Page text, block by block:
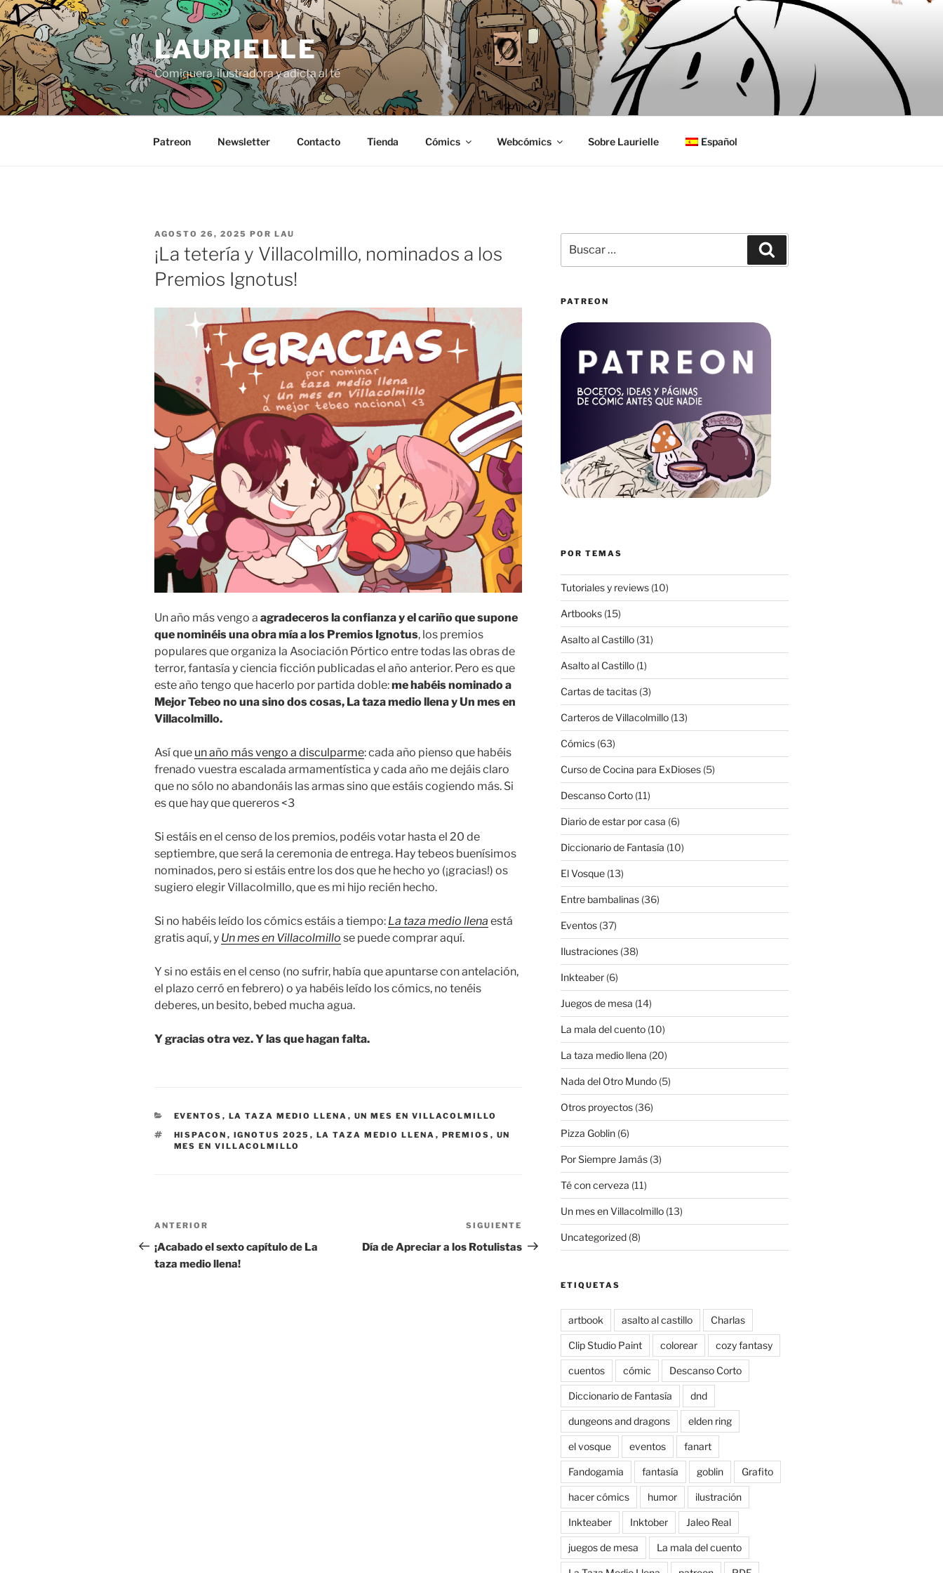
Saltar
al
contenido
LAURIELLE
Comiquera, ilustradora y adicta al té
Patreon Newsletter Contacto Tienda Cómics Webcómics Sobre Laurielle Español
PUBLICADO
EL
AGOSTO 26, 2025 POR LAU
¡La tetería y Villacolmillo, nominados a los
Premios Ignotus!
Un año más vengo a agradeceros la confianza y el cariño que supone
que nominéis una obra mía a los Premios Ignotus, los premios
populares que organiza la Asociación Pórtico entre todas las obras de
terror, fantasía y ciencia ficción publicadas el año anterior. Pero es que
este año tengo que hacerlo por partida doble:me habéis nominado a
Mejor Tebeo no una sino dos cosas, La taza medio llena y Un mes en
Villacolmillo.
Así que un año más vengo a disculparme: cada año pienso que habéis
frenado vuestra escalada armamentística y cada año me dejáis claro
que no sólo no abandonáis las armas sino que estáis cogiendo más. Si
es que hay que quereros <3
Si estáis en el censo de los premios, podéis votar hasta el 20 de
septiembre, que será la ceremonia de entrega. Hay tebeos buenísimos
nominados, pero si estáis entre los dos que he hecho yo (¡gracias!) os
sugiero elegir Villacolmillo, que es mi hijo recién hecho.
Si no habéis leído los cómics estáis a tiempo: La taza medio llena está
gratis aquí, y Un mes en Villacolmillo se puede comprar aquí.
Y si no estáis en el censo (no sufrir, había que apuntarse con antelación,
el plazo cerró en febrero) o ya habéis leído los cómics, no tenéis
deberes, un besito, bebed mucha agua.
Y gracias otra vez. Y las que hagan falta.
CATEGORÍAS
EVENTOS , LA TAZA MEDIO LLENA , UN MES EN VILLACOLMILLO
ETIQUETAS
HISPACON , IGNOTUS 2025 , LA TAZA MEDIO LLENA , PREMIOS , UN
MES EN VILLACOLMILLO
Navegación
de
entradas
Entrada
anterior:
ANTERIOR
¡Acabado el sexto capítulo de La
taza medio llena!
Siguiente
entrada
SIGUIENTE
Día de Apreciar a los Rotulistas
por:
PATREON
POR TEMAS
Tutoriales y reviews(10)
Artbooks(15)
Asalto al Castillo(31)
Asalto al Castillo(1)
Cartas de tacitas(3)
Carteros de Villacolmillo(13)
Cómics(63)
Curso de Cocina para ExDioses(5)
Descanso Corto(11)
Diario de estar por casa (6)
Diccionario de Fantasía (10)
El Vosque(13)
Entre bambalinas(36)
Eventos(37)
Ilustraciones(38)
Inkteaber(6)
Juegos de mesa (14)
La mala del cuento(10)
La taza medio llena (20)
Nada del Otro Mundo(5)
Otros proyectos(36)
Pizza Goblin(6)
Por Siempre Jamás(3)
Té con cerveza (11)
Un mes en Villacolmillo(13)
Uncategorized(8)
ETIQUETAS
artbook asalto al castillo Charlas
Clip Studio Paint colorear cozy fantasy
cuentos cómic Descanso Corto
Diccionario de Fantasía dnd
dungeons and dragons elden ring
el vosque eventos fanart
Fandogamia fantasía goblin Grafito
hacer cómics humor ilustración
Inkteaber Inktober Jaleo Real
juegos de mesa La mala del cuento